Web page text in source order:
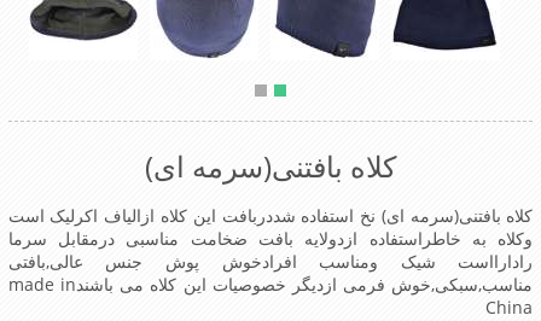
کلاه بافتنی(سرمه ای)
کلاه بافتنی(سرمه ای) نخ استفاده شددربافت این کلاه ازالیاف اکرلیک است
وکلاه به خاطراستفاده ازدولایه بافت ضخامت مناسبی درمقابل سرما
رادارااست شیک ومناسب افرادخوش پوش جنس عالی,بافتی
مناسب,سبکی,خوش فرمی ازدیگر خصوصیات این کلاه می باشندmade in
China